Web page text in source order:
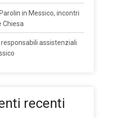
Parolin in Messico, incontri
Chiesa
assistenziali
recenti